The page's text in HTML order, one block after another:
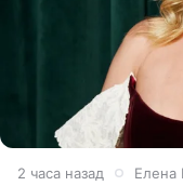
2 часа назад Елена